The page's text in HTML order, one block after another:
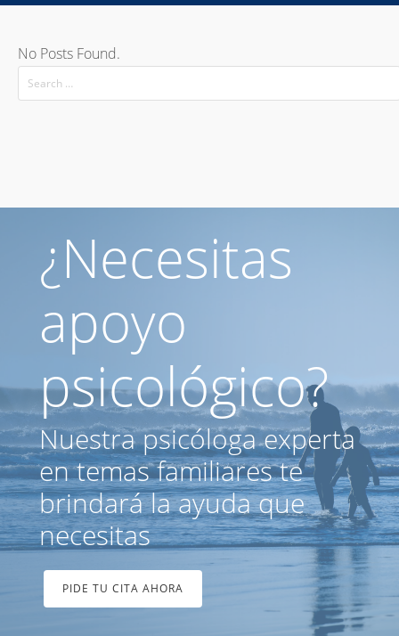
No Posts Found.
¿Necesitas
apoyo
psicológico?
Nuestra psicóloga experta
en temas familiares te
brindará la ayuda que
necesitas
PIDE TU CITA AHORA